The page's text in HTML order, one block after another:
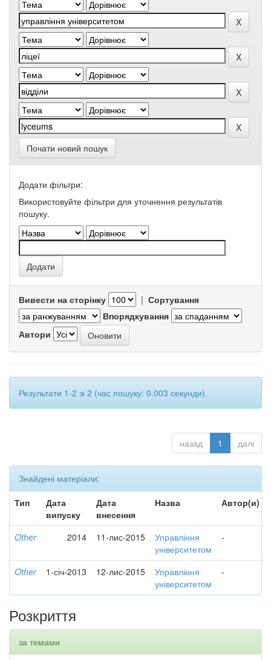
Почати новий пошук
Додати фільтри:
Використовуйте фільтри для уточнення результатів
пошуку.
Вивести на сторінку | Сортування
Впорядкування
Автори
Результати 1-2 зі 2 (час пошуку: 0.003 секунди).
назад 1 далі
Знайдені матеріали:
Тип
Дата
випуску
Дата
внесення
Назва Автор(и)
Other 2014 11-лис-2015
Управління
університетом
-
Other 1-січ-2013 12-лис-2015
Управління
університетом
-
Розкриття
за темами